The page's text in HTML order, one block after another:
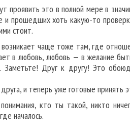
проявить это в полной мере в
и прошедших хоть какую-то
стоит.
возникает чаще тоже там, где
в любовь, любовь — в желание
Друг к другу! Это
и теперь уже готовые принять
кто ты такой, никто
началось.